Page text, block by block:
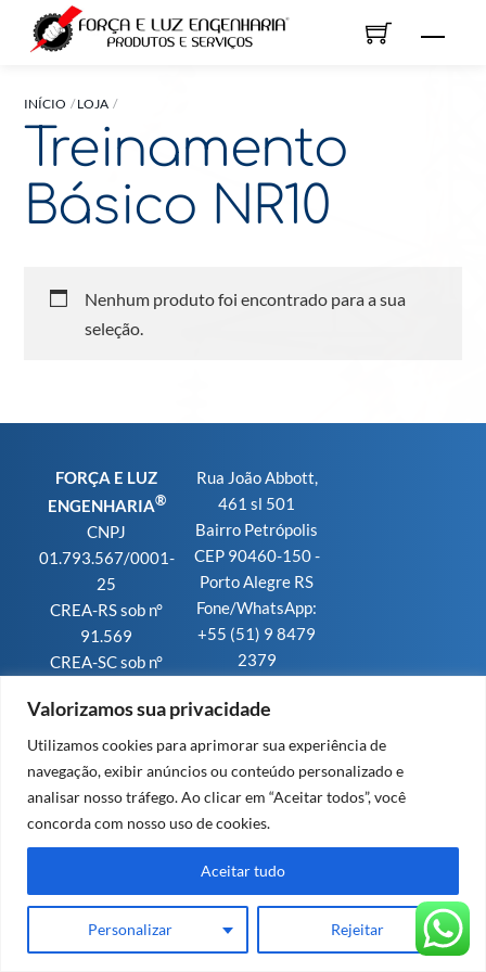
Valorizamos sua privacidade
Utilizamos cookies para aprimorar sua experiência de
navegação, exibir anúncios ou conteúdo personalizado e
analisar nosso tráfego. Ao clicar em “Aceitar todos”, você
concorda com nosso uso de cookies.
Personalizar Rejeitar
Aceitar tudo
INÍCIO LOJA
Treinamento
Básico NR10
Nenhum produto foi encontrado para a sua
seleção.
FORÇA E LUZ
ENGENHARIA®
CNPJ
01.793.567/0001-
25
CREA-RS sob n°
91.569
CREA-SC sob n°
Rua João Abbott,
461 sl 501
Bairro Petrópolis
CEP 90460-150 -
Porto Alegre RS
Fone/WhatsApp:
+55 (51) 9 8479
2379
Design e Cloud by Invisia